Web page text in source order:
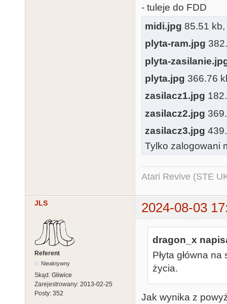
- tuleje do FDD
midi.jpg 85.51
plyta-ram.jpg
plyta-
plyta.jpg 366.76
zasilacz1.jpg
zasilacz2.jpg
zasilacz3.jpg
Tylko zalogowani
Atari Revive (STE
JLS 2024-08-03
Referent
Nieaktywny
Skąd: Gliwice
Zarejestrowany: 2013-02-25
Posty: 352
dragon_x
Płyta główna
życia.
Jak wynika z